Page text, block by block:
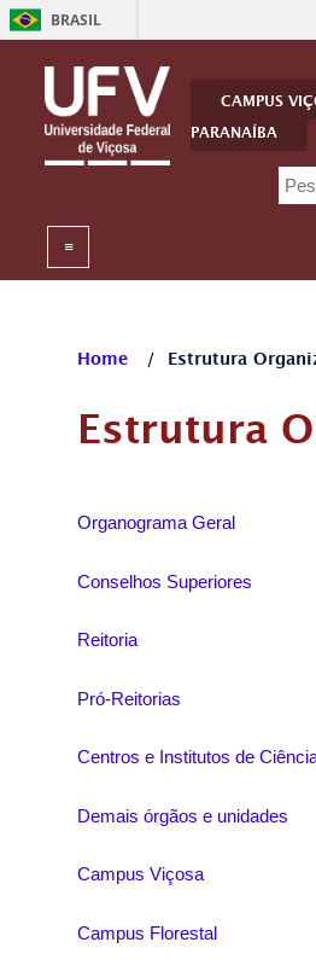
BRASIL
CAMPUS
PARANAÍBA
Home / Estrutura
Estrutura
Organograma Geral
Conselhos Superiores
Reitoria
Pró-Reitorias
Centros e Institutos de
Demais órgãos e unidades
Campus Viçosa
Campus Florestal